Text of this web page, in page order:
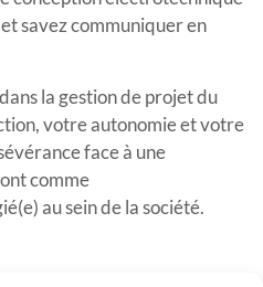
savez communiquer en
la gestion de projet du
votre autonomie et votre
face à une
comme
au sein de la société.